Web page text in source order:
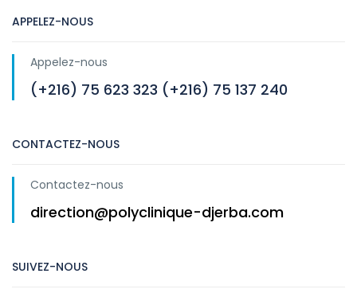
APPELEZ-NOUS
Appelez-nous
(+216) 75 623 323 (+216) 75 137 240
CONTACTEZ-NOUS
Contactez-nous
direction@polyclinique-djerba.com
SUIVEZ-NOUS